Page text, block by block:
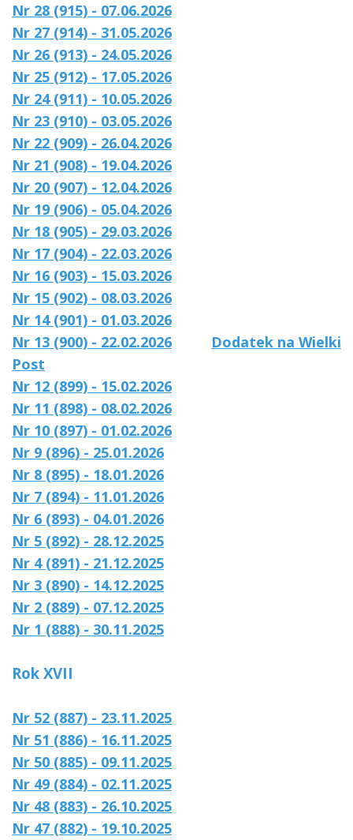
Nr 28 (915) - 07.06.2026
Nr 27 (914) - 31.05.2026
Nr 26 (913) - 24.05.2026
Nr 25 (912) - 17.05.2026
Nr 24 (911) - 10.05.2026
Nr 23 (910) - 03.05.2026
Nr 22 (909) - 26.04.2026
Nr 21 (908) - 19.04.2026
Nr 20 (907) - 12.04.2026
Nr 19 (906) - 05.04.2026
Nr 18 (905) - 29.03.2026
Nr 17 (904) - 22.03.2026
Nr 16 (903) - 15.03.2026
Nr 15 (902) - 08.03.2026
Nr 14 (901) - 01.03.2026
Nr 13 (900) - 22.02.2026
Dodatek na Wielki
Post
Nr 12 (899) - 15.02.2026
Nr 11 (898) - 08.02.2026
Nr 10 (897) - 01.02.2026
Nr 9 (896) - 25.01.2026
Nr 8 (895) - 18.01.2026
Nr 7 (894) - 11.01.2026
Nr 6 (893) - 04.01.2026
Nr 5 (892) - 28.12.2025
Nr 4 (891) - 21.12.2025
Nr 3 (890) - 14.12.2025
Nr 2 (889) - 07.12.2025
Nr 1 (888) - 30.11.2025
Rok XVII
Nr 52 (887) - 23.11.2025
Nr 51 (886) - 16.11.2025
Nr 50 (885) - 09.11.2025
Nr 49 (884) - 02.11.2025
Nr 48 (883) - 26.10.2025
Nr 47 (882) - 19.10.2025